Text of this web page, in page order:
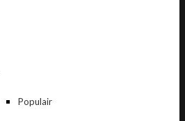
Populair